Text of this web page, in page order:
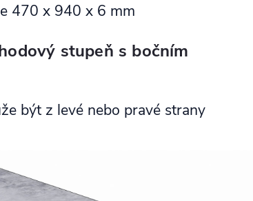
470 x 940 x 6 mm
stupeň s bočním
být z levé nebo pravé strany